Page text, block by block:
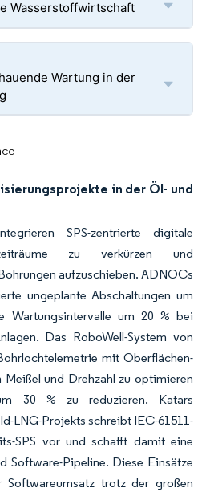
Wasserstoffwirtschaft
Wartung in der
in der Öl- und
SPS-zentrierte digitale
zu verkürzen und
aufzuschieben. ADNOCs
ungeplante Abschaltungen um
Wartungsintervalle um 20 % bei
Das RoboWell-System von
mit Oberflächen-
und Drehzahl zu optimieren
30 % zu reduzieren. Katars
LNG-Projekts schreibt IEC-61511-
SPS vor und schafft damit eine
Software-Pipeline. Diese Einsätze
Softwareumsatz trotz der großen